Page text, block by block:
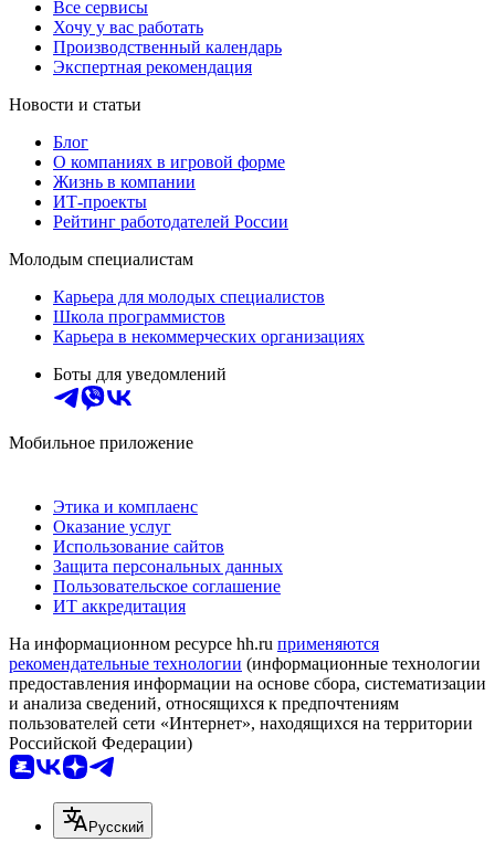
Все сервисы
Хочу у вас работать
Производственный календарь
Экспертная рекомендация
Новости и статьи
Блог
О компаниях в игровой форме
Жизнь в компании
ИТ-проекты
Рейтинг работодателей России
Молодым специалистам
Карьера для молодых специалистов
Школа программистов
Карьера в некоммерческих организациях
Боты для уведомлений
Мобильное приложение
Этика и комплаенс
Оказание услуг
Использование сайтов
Защита персональных данных
Пользовательское соглашение
ИТ аккредитация
На информационном ресурсе hh.ru применяются
рекомендательные технологии (информационные технологии
предоставления информации на основе сбора, систематизации
и анализа сведений, относящихся к предпочтениям
пользователей сети «Интернет», находящихся на территории
Российской Федерации)
Русский